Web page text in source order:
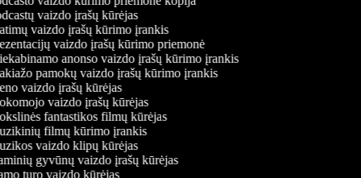
vaizdo įrašų kūrėjas
vaizdo įrašų kūrimo įrankis
vaizdo įrašų kūrimo priemonė
anonso vaizdo įrašų kūrimo įrankis
pamokų vaizdo įrašų kūrimo įrankis
vaizdo įrašų kūrėjas
vaizdo įrašų kūrėjas
fantastikos filmų kūrėjas
filmų kūrimo įrankis
vaizdo klipų kūrėjas
gyvūnų vaizdo įrašų kūrėjas
turo vaizdo kūrėjas